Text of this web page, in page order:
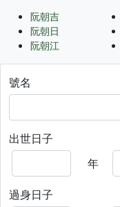
阮朝吉
阮朝日
阮朝江
號名
出世日子
年
過身日子